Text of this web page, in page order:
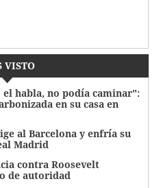
VISTO
el habla, no podía caminar":
en su casa en
al Barcelona y enfría su
Madrid
contra Roosevelt
de autoridad